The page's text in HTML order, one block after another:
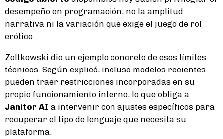
desempeño en programación, no la amplitud
narrativa ni la variación que exige el juego de rol
erótico.
Zoltkowski dio un ejemplo concreto de esos límites
técnicos. Según explicó, incluso modelos recientes
pueden traer restricciones incorporadas en su
propio funcionamiento interno, lo que obliga a
Janitor AI a intervenir con ajustes específicos para
recuperar el tipo de lenguaje que necesita su
plataforma.